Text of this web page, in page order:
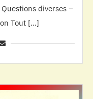
diverses –
Tout […]